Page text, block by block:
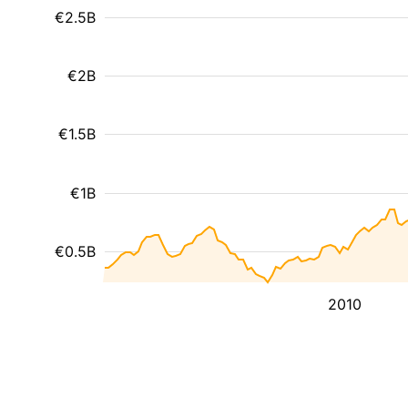
2010
€0.5B
€1B
€1.5B
€2B
€2.5B